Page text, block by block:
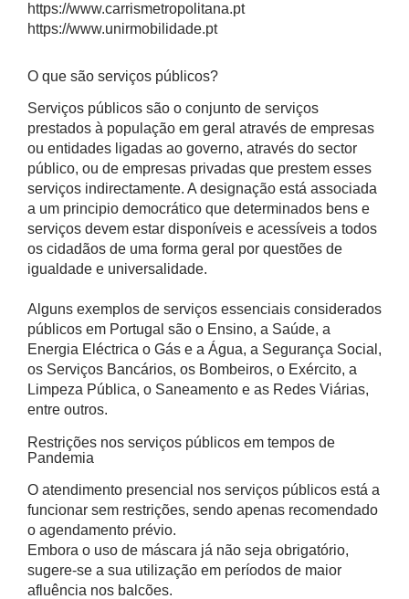
https://www.carrismetropolitana.pt
https://www.unirmobilidade.pt
O que são serviços públicos?
Serviços públicos são o conjunto de serviços
prestados à população em geral através de empresas
ou entidades ligadas ao governo, através do sector
público, ou de empresas privadas que prestem esses
serviços indirectamente. A designação está associada
a um principio democrático que determinados bens e
serviços devem estar disponíveis e acessíveis a todos
os cidadãos de uma forma geral por questões de
igualdade e universalidade.
Alguns exemplos de serviços essenciais considerados
públicos em Portugal são o Ensino, a Saúde, a
Energia Eléctrica o Gás e a Água, a Segurança Social,
os Serviços Bancários, os Bombeiros, o Exército, a
Limpeza Pública, o Saneamento e as Redes Viárias,
entre outros.
Restrições nos serviços públicos em tempos de
Pandemia
O atendimento presencial nos serviços públicos está a
funcionar sem restrições, sendo apenas recomendado
o agendamento prévio.
Embora o uso de máscara já não seja obrigatório,
sugere-se a sua utilização em períodos de maior
afluência nos balcões.